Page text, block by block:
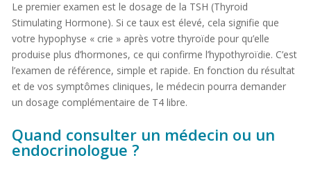
Le premier examen est le dosage de la TSH (Thyroid
Stimulating Hormone). Si ce taux est élevé, cela signifie que
votre hypophyse « crie » après votre thyroïde pour qu’elle
produise plus d’hormones, ce qui confirme l’hypothyroïdie. C’est
l’examen de référence, simple et rapide. En fonction du résultat
et de vos symptômes cliniques, le médecin pourra demander
un dosage complémentaire de T4 libre.
Quand consulter un médecin ou un
endocrinologue ?